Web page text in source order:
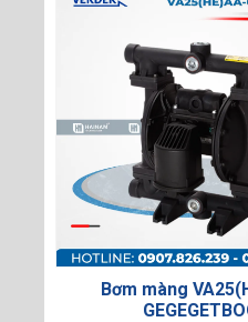
Bơm màng VA25(HE)AA-
GEGEGETBOO